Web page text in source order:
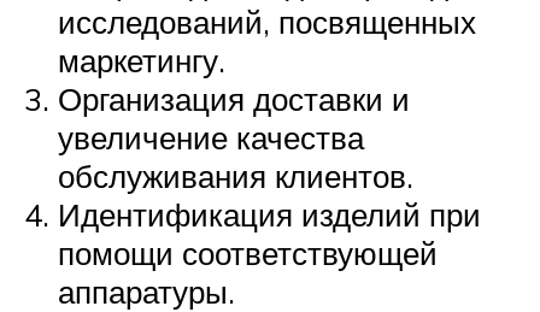
исследований, посвященных
маркетингу.
Организация доставки и
увеличение качества
обслуживания клиентов.
Идентификация изделий при
помощи соответствующей
аппаратуры.